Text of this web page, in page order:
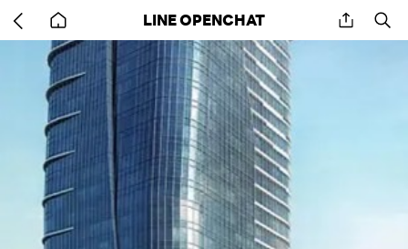
back
to
home
LINE OPENCHAT share